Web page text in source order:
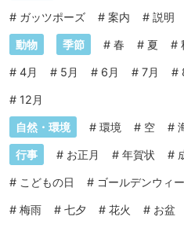
# ガッツポーズ # 案内 # 説明
動物 季節 # 春 # 夏 #
# 4月 # 5月 # 6月 # 7月 #
# 12月
自然・環境 # 環境 # 空 #
行事 # お正月 # 年賀状 #
# こどもの日 # ゴールデンウィ
# 梅雨 # 七夕 # 花火 # お盆